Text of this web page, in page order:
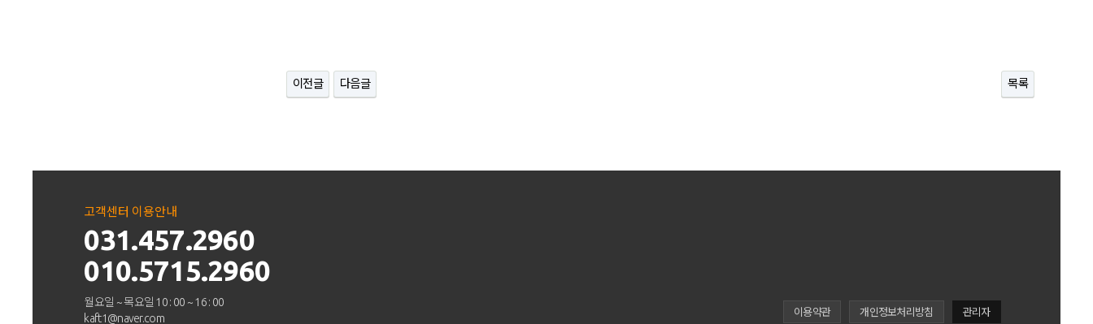
이전글 다음글 목록
고객센터 이용안내
031.457.2960
010.5715.2960
월요일 ~ 목요일 10 : 00 ~ 16 : 00
kaft1@naver.com
이용약관 개인정보처리방침 관리자